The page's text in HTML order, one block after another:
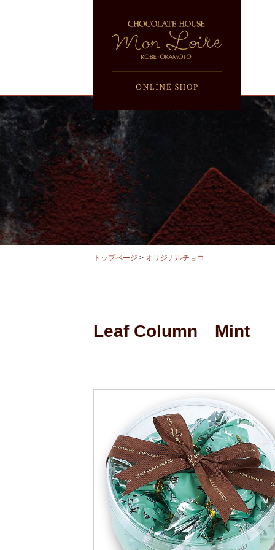
トップページ > オリジナルチョコ
Leaf Column Mint